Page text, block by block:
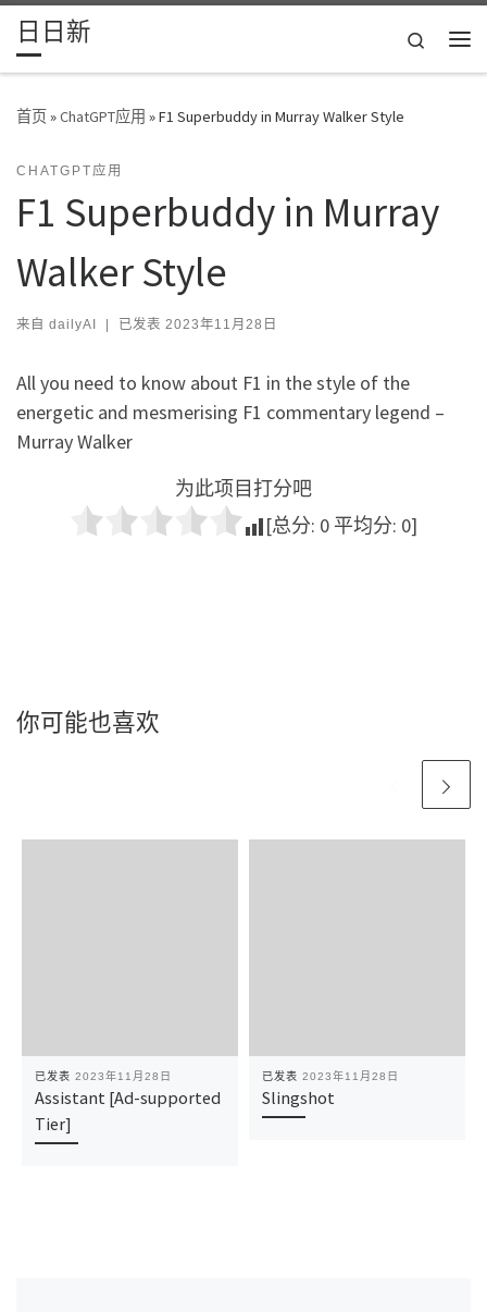
Skip to content
日日新
Search
首页»ChatGPT应用 »F1 Superbuddy in Murray Walker Style
CHATGPT应用
F1 Superbuddy in Murray
Walker Style
来自 dailyAI | 已发表 2023年11月28日
All you need to know about F1 in the style of the
energetic and mesmerising F1 commentary legend –
Murray Walker
为此项目打分吧
[总分: 0 平均分: 0]
你可能也喜欢
已发表 2023年11月28日
Assistant [Ad-supported
Tier]
已发表 2023年11月28日
Slingshot